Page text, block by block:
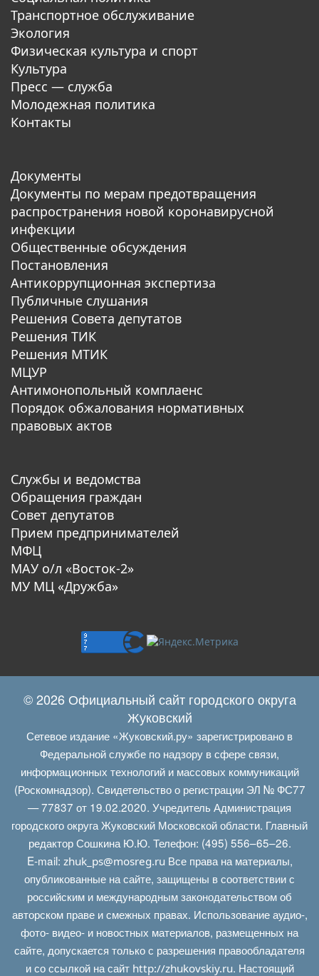
Транспортное обслуживание
Экология
Физическая культура и спорт
Культура
Пресс — служба
Молодежная политика
Контакты
Документы
Документы по мерам предотвращения
распространения новой коронавирусной
инфекции
Общественные обсуждения
Постановления
Антикоррупционная экспертиза
Публичные слушания
Решения Совета депутатов
Решения ТИК
Решения МТИК
МЦУР
Антимонопольный комплаенс
Порядок обжалования нормативных
правовых актов
Службы и ведомства
Обращения граждан
Совет депутатов
Прием предпринимателей
МФЦ
МАУ о/л «Восток-2»
МУ МЦ «Дружба»
© 2026 Официальный сайт городского округа
Жуковский
Сетевое издание «Жуковский.ру» зарегистрировано в
Федеральной службе по надзору в сфере связи,
информационных технологий и массовых коммуникаций
(Роскомнадзор). Свидетельство о регистрации ЭЛ № ФС77
— 77837 от 19.02.2020. Учредитель Администрация
городского округа Жуковский Московской области. Главный
редактор Сошкина Ю.Ю. Телефон: (495) 556–65–26.
E‑mail: zhuk_ps@mosreg.ruВсе права на материалы,
опубликованные на сайте, защищены в соответствии с
российским и международным законодательством об
авторском праве и смежных правах. Использование аудио-,
фото- видео- и новостных материалов, размещенных на
сайте, допускается только с разрешения правообладателя
и со ссылкой на сайт http://zhukovskiy.ru. Настоящий